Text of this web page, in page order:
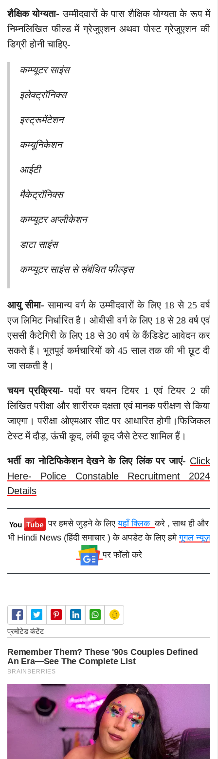
शैक्षिक योग्यता-उम्मीदवारों के पास शैक्षिक योग्यता के रूप में
निम्नलिखित फील्ड में ग्रेजुएशन अथवा पोस्ट ग्रेजुएशन की
डिग्री होनी चाहिए-
कम्प्यूटर साइंस
इलेक्ट्रॉनिक्स
इस्ट्रूमेंटेशन
कम्यूनिकेशन
आईटी
मैकेट्रॉनिक्स
कम्प्यूटर अप्लीकेशन
डाटा साइंस
कम्प्यूटर साइंस से संबंधित फील्ड्स
आयु सीमा-सामान्य वर्ग के उम्मीदवारों के लिए 18 से 25 वर्ष
एज लिमिट निर्धारित है। ओबीसी वर्ग के लिए 18 से 28 वर्ष एवं
एससी कैटेगिरी के लिए 18 से 30 वर्ष के कैंडिडेट आवेदन कर
सकते हैं। भूतपूर्व कर्मचारियों को 45 साल तक की भी छूट दी
जा सकती है।
चयन प्रक्रिया-पदों पर चयन टियर 1 एवं टियर 2 की
लिखित परीक्षा और शारीरक दक्षता एवं मानक परीक्षण से किया
जाएगा। परीक्षा ओएमआर सीट पर आधारित होगी।फिजिकल
टेस्ट में दौड़, ऊंची कूद, लंबी कूद जैसे टेस्ट शामिल हैं।
भर्ती का नोटिफिकेशन देखने के लिए लिंक पर जाएं- Click
Here- Police Constable Recruitment 2024
Details
पर हमसे जुड़ने के लिएयहाँ क्लिककरे , साथ ही और
भी Hindi News (हिंदी समाचार ) के अपडेट के लिए हमेगूगल न्यूज़
पर फॉलो करे